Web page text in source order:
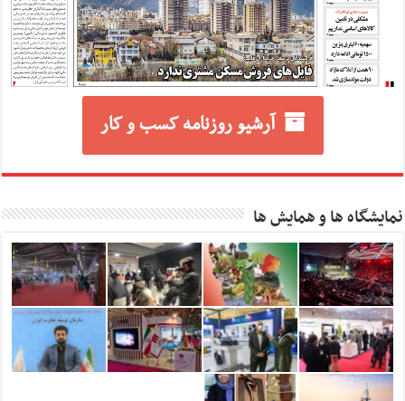
آرشیو روزنامه کسب و کار
نمایشگاه ها و همایش ها